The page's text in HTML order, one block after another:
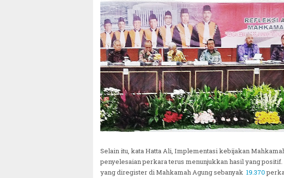
Selain itu, kata Hatta Ali, Implementasi kebijakan
penyelesaian perkara terus menunjukkan hasil yang
yang diregister di Mahkamah Agung sebanyak 19.370